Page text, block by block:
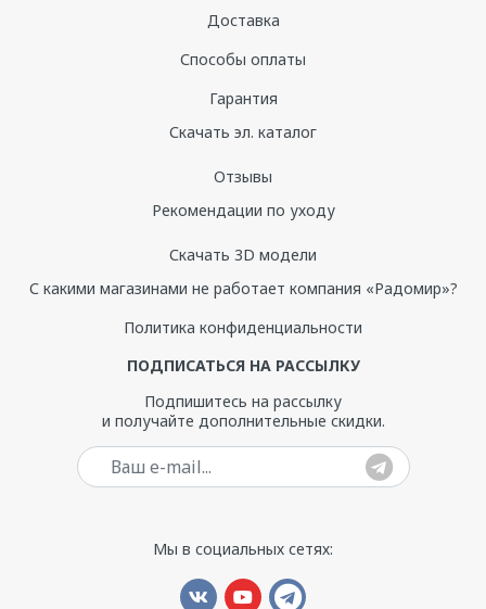
Доставка
Способы оплаты
Гарантия
Скачать эл. каталог
Отзывы
Рекомендации по уходу
Скачать 3D модели
С какими магазинами не работает компания «Радомир»?
Политика конфиденциальности
ПОДПИСАТЬСЯ НА РАССЫЛКУ
Подпишитесь на рассылку
и получайте дополнительные скидки.
Мы в социальных сетях: